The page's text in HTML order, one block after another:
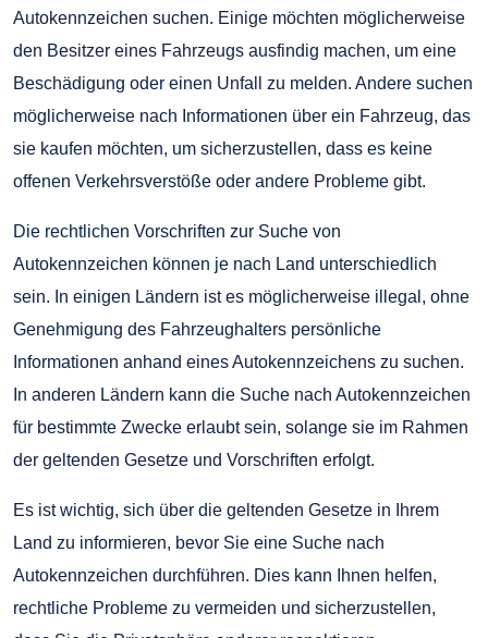
Autokennzeichen suchen. Einige möchten möglicherweise
den Besitzer eines Fahrzeugs ausfindig machen, um eine
Beschädigung oder einen Unfall zu melden. Andere suchen
möglicherweise nach Informationen über ein Fahrzeug, das
sie kaufen möchten, um sicherzustellen, dass es keine
offenen Verkehrsverstöße oder andere Probleme gibt.
Die rechtlichen Vorschriften zur Suche von
Autokennzeichen können je nach Land unterschiedlich
sein. In einigen Ländern ist es möglicherweise illegal, ohne
Genehmigung des Fahrzeughalters persönliche
Informationen anhand eines Autokennzeichens zu suchen.
In anderen Ländern kann die Suche nach Autokennzeichen
für bestimmte Zwecke erlaubt sein, solange sie im Rahmen
der geltenden Gesetze und Vorschriften erfolgt.
Es ist wichtig, sich über die geltenden Gesetze in Ihrem
Land zu informieren, bevor Sie eine Suche nach
Autokennzeichen durchführen. Dies kann Ihnen helfen,
rechtliche Probleme zu vermeiden und sicherzustellen,